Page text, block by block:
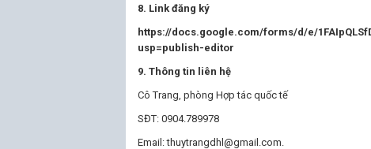
8. Link đăng ký
https://docs.google.com/forms/d/e/
usp=publish-editor
9. Thông tin liên hệ
Cô Trang, phòng Hợp tác quốc tế
SĐT: 0904.789978
Email: thuytrangdhl@gmail.com.